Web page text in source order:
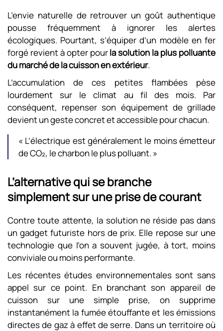
L’envie naturelle de retrouver un goût authentique
pousse fréquemment à ignorer les alertes
écologiques. Pourtant, s’équiper d’un modèle en fer
forgé revient à opter pourla solution la plus polluante
du marché de la cuisson en extérieur.
L’accumulation de ces petites flambées pèse
lourdement sur le climat au fil des mois. Par
conséquent, repenser son équipement de grillade
devient un geste concret et accessible pour chacun.
« L’électrique est généralement le moins émetteur
de CO₂, le charbon le plus polluant. »
L’alternative qui se branche
simplement sur une prise de courant
Contre toute attente, la solution ne réside pas dans
un gadget futuriste hors de prix. Elle repose sur une
technologie que l’on a souvent jugée, à tort, moins
conviviale ou moins performante.
Les récentes études environnementales sont sans
appel sur ce point. En branchant son appareil de
cuisson sur une simple prise, on supprime
instantanément la fumée étouffante et les émissions
directes de gaz à effet de serre. Dans un territoire où